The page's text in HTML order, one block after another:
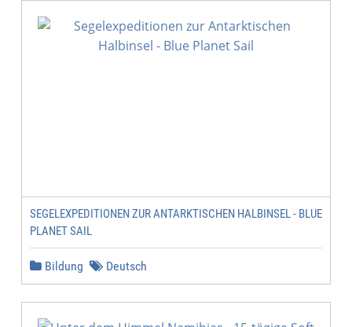
SEGELEXPEDITIONEN ZUR ANTARKTISCHEN HALBINSEL - BLUE
PLANET SAIL
Bildung Deutsch